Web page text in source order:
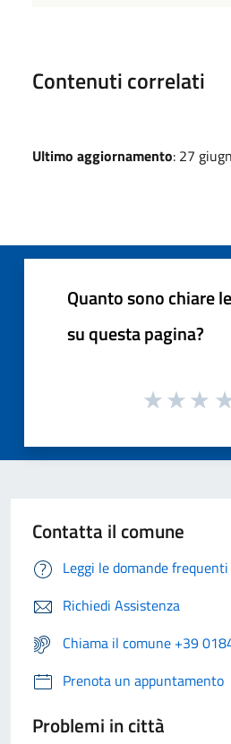
Contenuti correlati
Ultimo aggiornamento: 27
Quanto sono chiare
su questa pagina?
Contatta il comune
Leggi le domande frequenti
Richiedi Assistenza
Chiama il comune +39
Prenota un appuntamento
Problemi in città